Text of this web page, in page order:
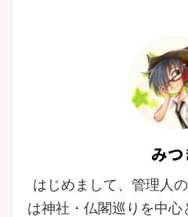
みつ
はじめまして、管理人
は神社・仏閣巡りを中